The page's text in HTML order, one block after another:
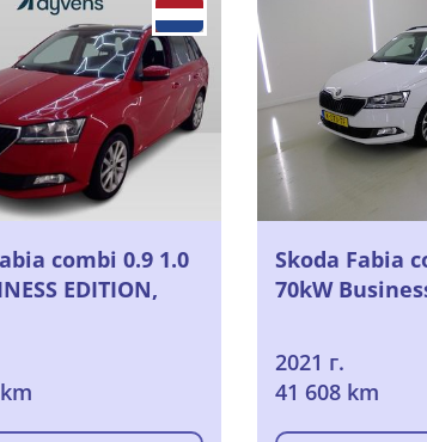
combi 0.9 1.0
EDITION,
Skoda Fabia
70kW
2021 г.
41 608 km